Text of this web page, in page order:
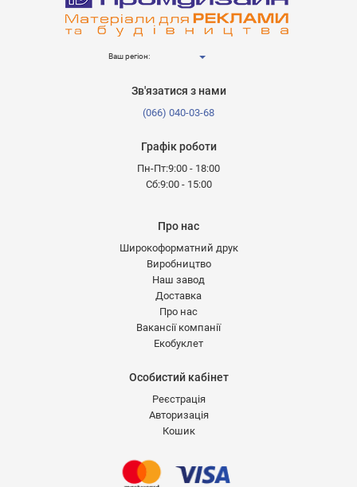
Ваш регіон:
Зв'язатися з нами
(066) 040-03-68
Графік роботи
Пн-Пт:9:00 - 18:00
Сб:9:00 - 15:00
Про нас
Широкоформатний друк
Виробництво
Наш завод
Доставка
Про нас
Вакансії компанії
Екобуклет
Особистий кабінет
Реєстрація
Авторизація
Кошик